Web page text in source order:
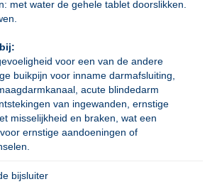
met water de gehele tablet doorslikken.
voor een van de andere
buikpijn voor inname darmafsluiting,
acute blindedarm
van ingewanden, ernstige
misselijkheid en braken, wat een
ernstige aandoeningen of
bijsluiter